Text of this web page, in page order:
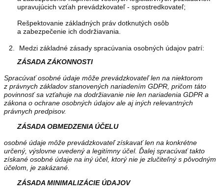
upravujúcich vzťah prevádzkovateľ - sprostredkovateľ;
Rešpektovanie základných práv dotknutých osôb
a zabezpečenie ich dodržiavania.
Medzi základné zásady spracúvania osobných údajov patrí:
ZÁSADA ZÁKONNOSTI
Spracúvať osobné údaje môže prevádzkovateľ len na niektorom
z právnych základov stanovených nariadením GDPR, pričom táto
povinnosť sa vzťahuje na dodržiavanie nie len nariadenia GDPR a
zákona o ochrane osobných údajov ale aj iných relevantných
právnych predpisov.
ZÁSADA OBMEDZENIA ÚČELU
osobné údaje môže prevádzkovateľ získavať len na konkrétne
určený, výslovne uvedený a legitímny účel. Ďalej spracúvať takto
získané osobné údaje na iný účel, ktorý nie je zlučiteľný s pôvodným
účelom, je zakázané.
ZÁSADA MINIMALIZÁCIE ÚDAJOV